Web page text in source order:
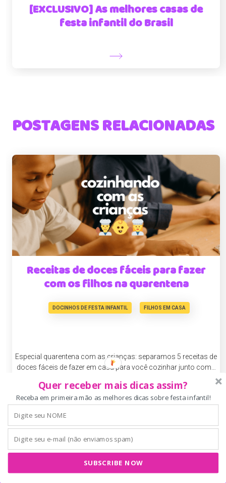
[EXCLUSIVO] As melhores casas de
festa infantil do Brasil
POSTAGENS RELACIONADAS
Receitas de doces fáceis para fazer
com os filhos na quarentena
DOCINHOS DE FESTA INFANTIL FILHOS EM CASA
Especial quarentena com as crianças: separamos 5 receitas de
doces fáceis de fazer em casa para você cozinhar junto com…
Quer receber mais dicas assim?
Receba em primeira mão as melhores dicas sobre festa infantil!
SUBSCRIBE NOW